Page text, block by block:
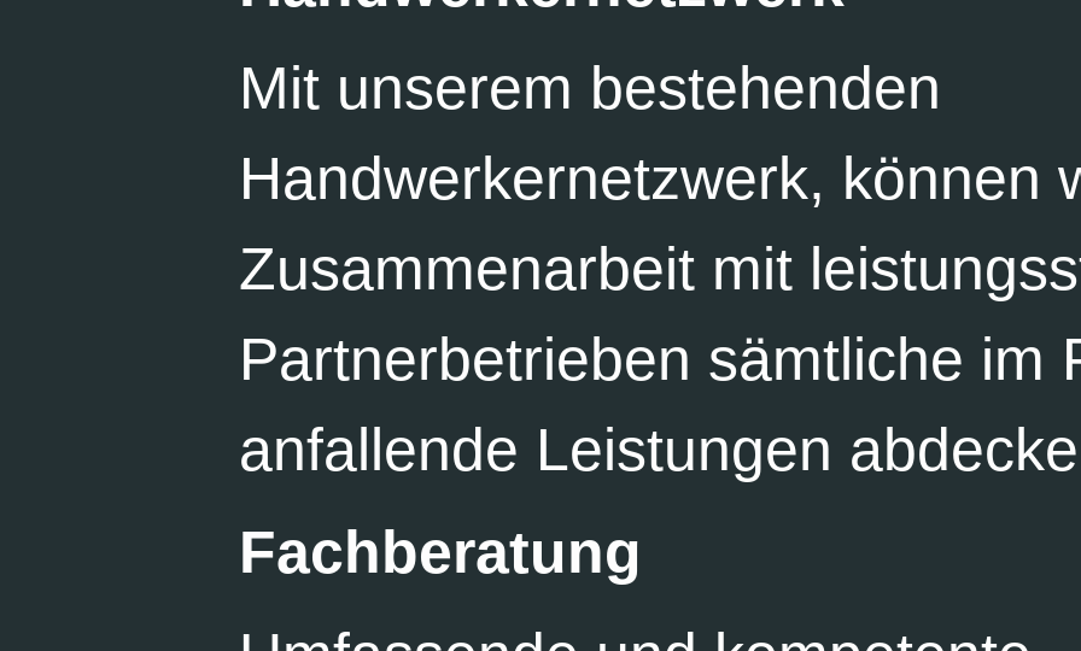
Mit unserem bestehenden
Handwerkernetzwerk, können
Zusammenarbeit mit
Partnerbetrieben sämtliche im
anfallende Leistungen
Fachberatung